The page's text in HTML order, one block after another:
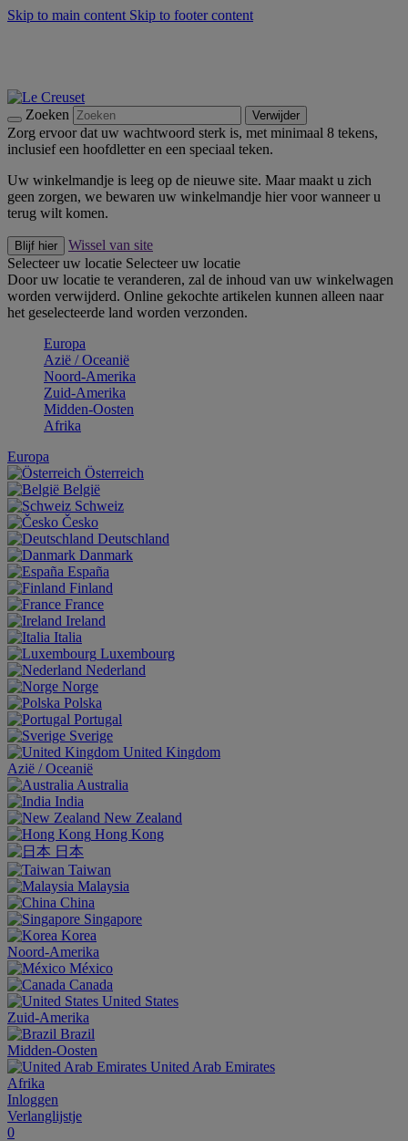
Skip to main content Skip to footer content
Zoeken Verwijder
Zorg ervoor dat uw wachtwoord sterk is, met minimaal 8 tekens,
inclusief een hoofdletter en een speciaal teken.
Uw winkelmandje is leeg op de nieuwe site. Maar maakt u zich
geen zorgen, we bewaren uw winkelmandje hier voor wanneer u
terug wilt komen.
Blijf hier
Wissel van site
Selecteer uw locatie Selecteer uw locatie
Door uw locatie te veranderen, zal de inhoud van uw winkelwagen
worden verwijderd. Online gekochte artikelen kunnen alleen naar
het geselecteerde land worden verzonden.
Europa
Aziё / Oceaniё
Noord-Amerika
Zuid-Amerika
Midden-Oosten
Afrika
Europa
Österreich
België
Schweiz
Česko
Deutschland
Danmark
España
Finland
France
Ireland
Italia
Luxembourg
Nederland
Norge
Polska
Portugal
Sverige
United Kingdom
Aziё / Oceaniё
Australia
India
New Zealand
Hong Kong
日本
Taiwan
Malaysia
China
Singapore
Korea
Noord-Amerika
México
Canada
United States
Zuid-Amerika
Brazil
Midden-Oosten
United Arab Emirates
Afrika
Inloggen
Verlanglijstje
0